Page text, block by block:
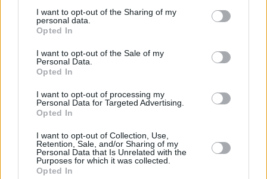
not limited to your visit or usage behaviour. You may click to
grant or deny consent to Google and its third-party tags to
use your data for below specified purposes in below Google
consent section.
I want to opt-out of the Sharing of my
personal data.
Opted In
I want to opt-out of the Sale of my
Personal Data.
Opted In
I want to opt-out of processing my
Personal Data for Targeted Advertising.
Opted In
I want to opt-out of Collection, Use,
Retention, Sale, and/or Sharing of my
Personal Data that Is Unrelated with the
Purposes for which it was collected.
Opted In
24.01.2022, 20:02